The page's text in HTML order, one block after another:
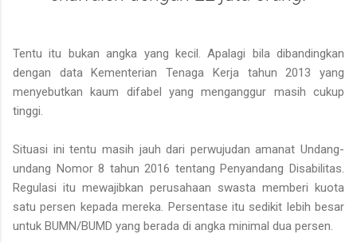
Tentu itu bukan angka yang kecil. Apalagi bila dibandingkan
dengan data Kementerian Tenaga Kerja tahun 2013 yang
menyebutkan kaum difabel yang menganggur masih cukup
tinggi.
Situasi ini tentu masih jauh dari perwujudan amanat Undang-
undang Nomor 8 tahun 2016 tentang Penyandang Disabilitas.
Regulasi itu mewajibkan perusahaan swasta memberi kuota
satu persen kepada mereka. Persentase itu sedikit lebih besar
untuk BUMN/BUMD yang berada di angka minimal dua persen.